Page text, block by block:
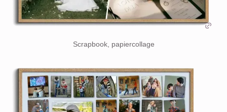
Scrapbook, papiercollage